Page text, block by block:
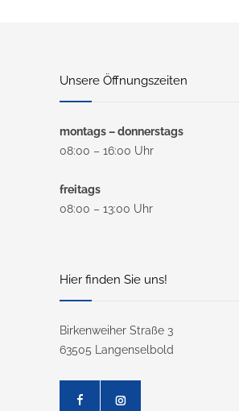
Unsere Öffnungszeiten
montags – donnerstags
08:00 – 16:00 Uhr
freitags
08:00 – 13:00 Uhr
Hier finden Sie uns!
Birkenweiher Straße 3
63505 Langenselbold